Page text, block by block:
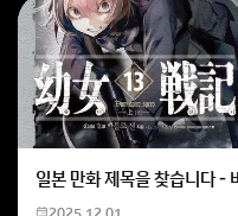
이제부터 시작하는
회원가입 혹은 광고
일본 만화 제목을 찾습니다 -